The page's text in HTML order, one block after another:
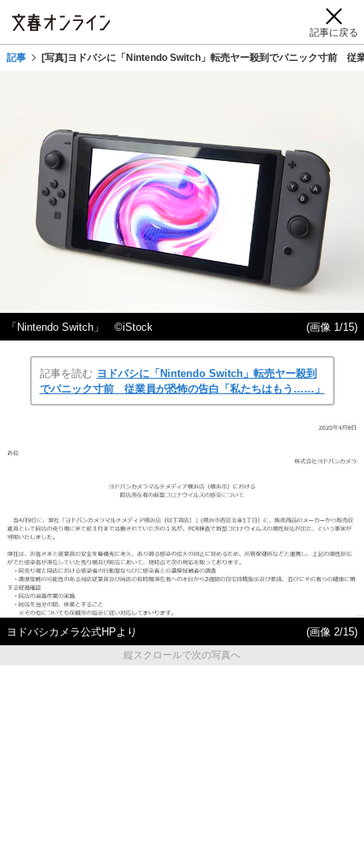
記事に戻る
記事 [写真]ヨドバシに「Nintendo Switch」転売ヤー殺到でパニック寸前
「Nintendo Switch」 ©iStock (画像 1/15)
記事を読む ヨドバシに「Nintendo Switch」転売ヤー殺到
でパニック寸前 従業員が恐怖の告白「私たちはもう……」
ヨドバシカメラ公式HPより
(画像 2/15)
縦スクロールで次の写真へ